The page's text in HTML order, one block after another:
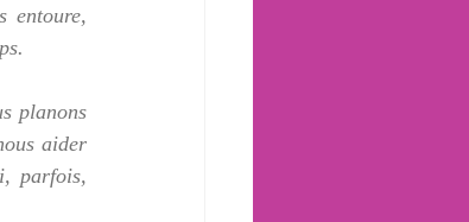
entoure,
planons
aider
parfois,